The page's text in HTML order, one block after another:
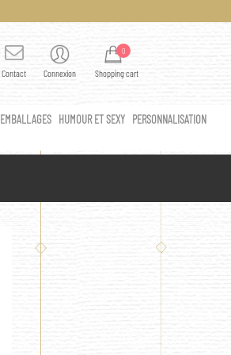
Contact Connexion
0
Shopping cart
EMBALLAGES HUMOUR ET SEXY PERSONNALISATION